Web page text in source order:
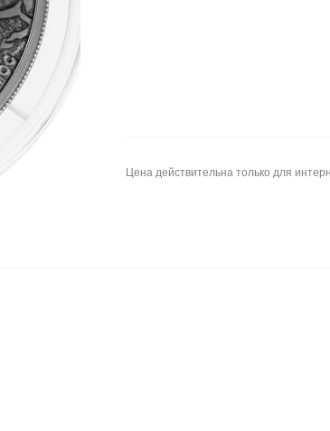
Цена действительна только для